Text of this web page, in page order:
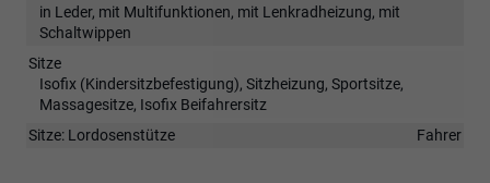
in Leder, mit Multifunktionen, mit Lenkradheizung, mit
Schaltwippen
Sitze
Isofix (Kindersitzbefestigung), Sitzheizung, Sportsitze,
Massagesitze, Isofix Beifahrersitz
Sitze: Lordosenstütze
Fahrer